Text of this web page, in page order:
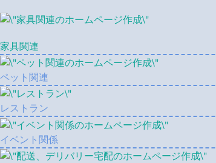
家具関連
ペット関連
レストラン
イベント関係